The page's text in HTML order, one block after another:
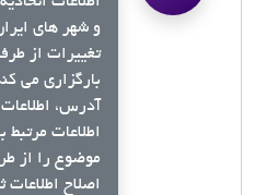
و شهر های
تغییرات از
بارگزاری می
آدرس،
اطلاعات مرتبط
موضوع را از
اصلاح